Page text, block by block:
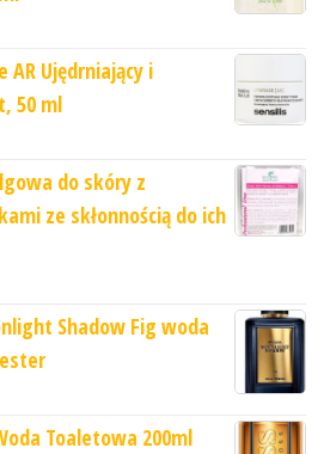
AR Ujędrniający i
50 ml
do skóry z
ze skłonnością do ich
Shadow Fig woda
Toaletowa 200ml